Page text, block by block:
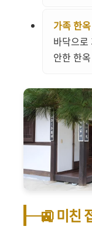
가족 한
바닥으로
안한 한
🚉 미친